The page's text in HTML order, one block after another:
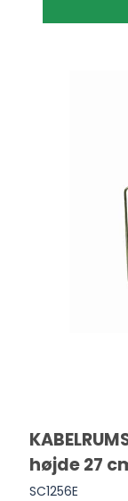
højde 27
SC1256E